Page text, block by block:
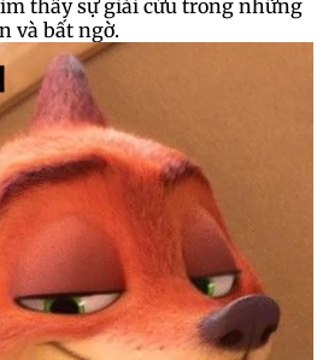
thấy sự giải cứu trong những
và bất ngờ.